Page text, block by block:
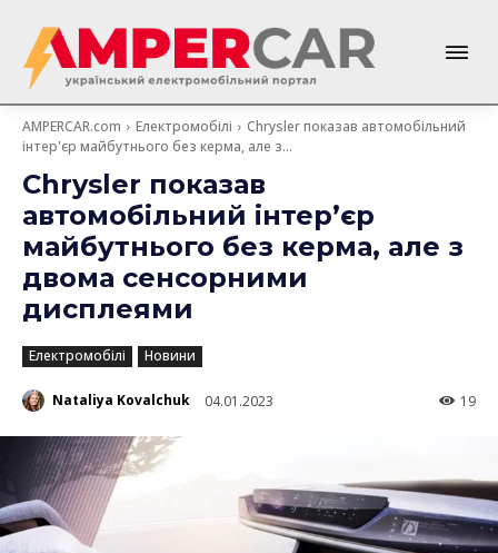
AMPERCAR.com Електромобілі
Chrysler показав автомобільний
інтер'єр майбутнього без керма, але з...
Chrysler показав
автомобільний інтер’єр
майбутнього без керма, але з
двома сенсорними
дисплеями
Електромобілі Новини
Nataliya Kovalchuk 04.01.2023 19